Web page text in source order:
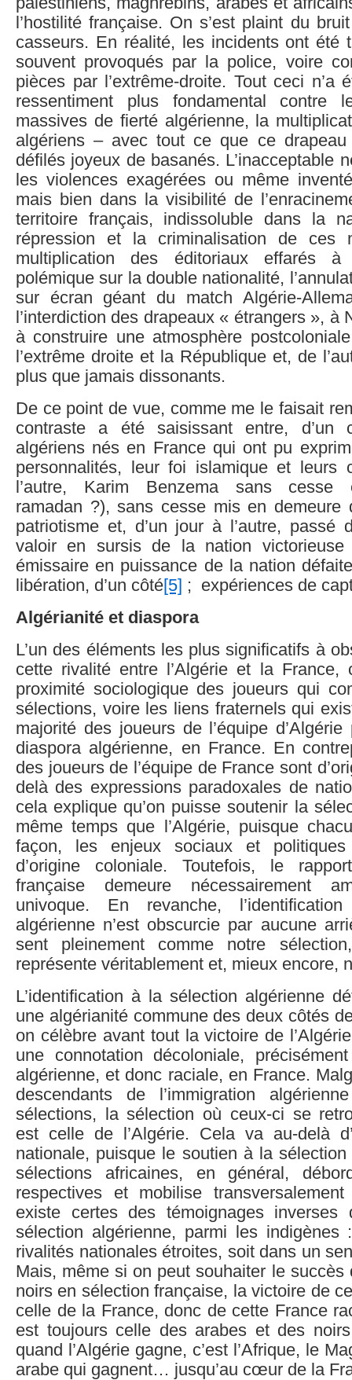
l’hostilité française. On s’est plaint du
casseurs. En réalité, les incidents ont été
souvent provoqués par la police, voire
pièces par l’extrême-droite. Tout ceci n’a
ressentiment plus fondamental contre
massives de fierté algérienne, la
algériens – avec tout ce que ce
défilés joyeux de basanés. L’inacceptable
les violences exagérées ou même
mais bien dans la visibilité de
territoire français, indissoluble dans la
répression et la criminalisation de ces
multiplication des éditoriaux effarés
polémique sur la double nationalité,
sur écran géant du match Algérie-
l’interdiction des drapeaux « étrangers », à
à construire une atmosphère
l’extrême droite et la République et, de
plus que jamais dissonants.
De ce point de vue, comme me le faisait
contraste a été saisissant entre, d’un
algériens nés en France qui ont pu
personnalités, leur foi islamique et leurs
l’autre, Karim Benzema sans
ramadan ?), sans cesse mis en demeure
patriotisme et, d’un jour à l’autre, passé
valoir en sursis de la nation
émissaire en puissance de la nation
libération, d’un côté[5] ; expériences de
Algérianité et diaspora
L’un des éléments les plus significatifs à
cette rivalité entre l’Algérie et la France,
proximité sociologique des joueurs qui
sélections, voire les liens fraternels qui
majorité des joueurs de l’équipe
diaspora algérienne, en France. En
des joueurs de l’équipe de France sont
delà des expressions paradoxales de
cela explique qu’on puisse soutenir la
même temps que l’Algérie, puisque
façon, les enjeux sociaux et politiques
d’origine coloniale. Toutefois, le
française demeure nécessairement
univoque. En revanche,
algérienne n’est obscurcie par aucune
sent pleinement comme notre
représente véritablement et, mieux encore,
L’identification à la sélection algérienne
une algérianité commune des deux côtés
on célèbre avant tout la victoire de
une connotation décoloniale,
algérienne, et donc raciale, en France.
descendants de l’immigration
sélections, la sélection où ceux-ci se
est celle de l’Algérie. Cela va au-delà
nationale, puisque le soutien à la
sélections africaines, en général,
respectives et mobilise
existe certes des témoignages
sélection algérienne, parmi les
rivalités nationales étroites, soit dans un
Mais, même si on peut souhaiter le succès
noirs en sélection française, la victoire de
celle de la France, donc de cette France
est toujours celle des arabes et des
quand l’Algérie gagne, c’est l’Afrique, le
arabe qui gagnent… jusqu’au cœur de la